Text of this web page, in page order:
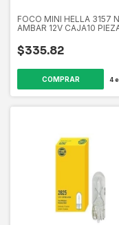
FOCO MINI HELLA 3157
AMBAR 12V CAJA10
$335.82
4